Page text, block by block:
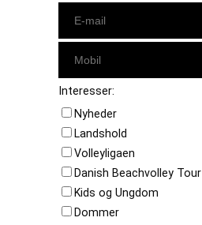
Interesser:
Nyheder
Landshold
Volleyligaen
Danish Beachvolley Tour
Kids og Ungdom
Dommer